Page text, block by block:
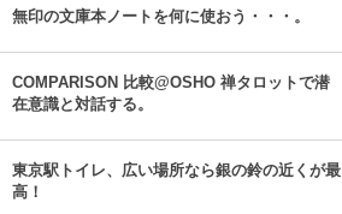
無印の文庫本ノートを何に使おう・・・。
COMPARISON 比較@OSHO 禅タロットで潜
在意識と対話する。
東京駅トイレ、広い場所なら銀の鈴の近くが最
高！